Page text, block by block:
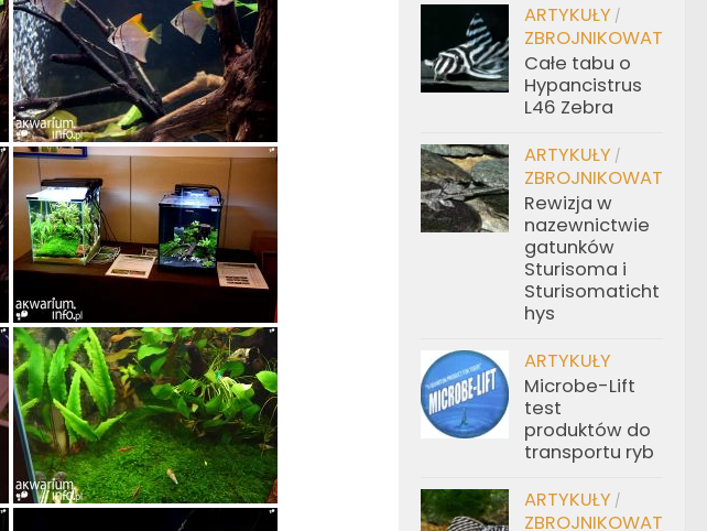
ARTYKUŁY /
ZBROJNIKOWATE
Całe tabu o
Hypancistrus
L46 Zebra
ARTYKUŁY /
ZBROJNIKOWATE
Rewizja w
nazewnictwie
gatunków
Sturisoma i
Sturisomaticht
hys
ARTYKUŁY
Microbe-Lift
test
produktów do
transportu ryb
ARTYKUŁY /
ZBROJNIKOWATE